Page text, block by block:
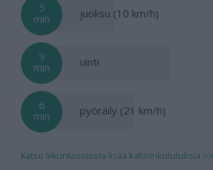
5
min
juoksu (10 km/h)
9
min
uinti
6
min
pyöräily (21 km/h)
Katso liikuntaosiosta lisää kalorinkulutuksia >>